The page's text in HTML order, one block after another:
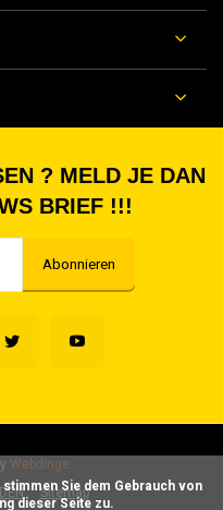
? MELD JE DAN
BRIEF !!!
Abonnieren
Sitemap
Webdinge
dieser Seite zu.